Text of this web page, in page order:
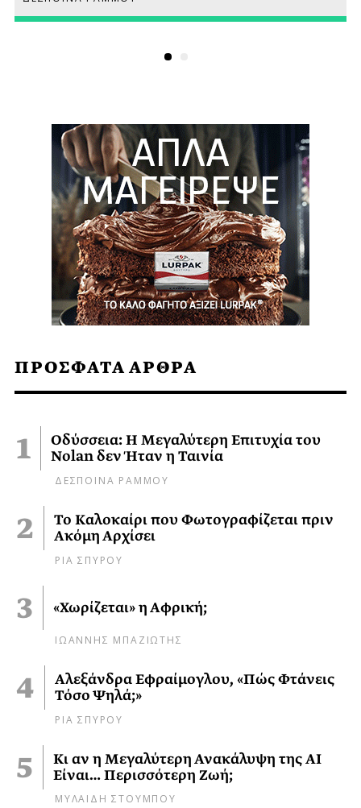
ΠΡΟΣΦΑΤΑ ΑΡΘΡΑ
Οδύσσεια: Η Μεγαλύτερη Επιτυχία του
Nolan δεν Ήταν η Ταινία
ΔΕΣΠΟΙΝΑ ΡΑΜΜΟΥ
Το Καλοκαίρι που Φωτογραφίζεται πριν
Ακόμη Αρχίσει
ΡΙΑ ΣΠΥΡΟΥ
«Χωρίζεται» η Αφρική;
ΙΩΑΝΝΗΣ ΜΠΑΖΙΩΤΗΣ
Αλεξάνδρα Εφραίμογλου, «Πώς Φτάνεις
Τόσο Ψηλά;»
ΡΙΑ ΣΠΥΡΟΥ
Κι αν η Μεγαλύτερη Ανακάλυψη της AI
Είναι… Περισσότερη Ζωή;
ΜΥΛΑΙΔΗ ΣΤΟΥΜΠΟΥ